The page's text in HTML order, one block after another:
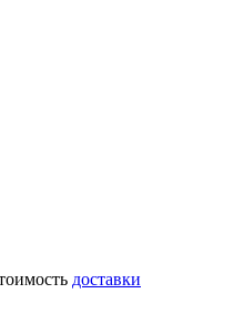
доставки